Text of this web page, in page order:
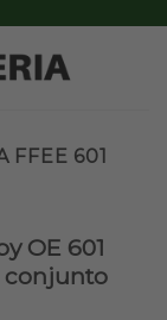
FFEE 601
OE 601
conjunto